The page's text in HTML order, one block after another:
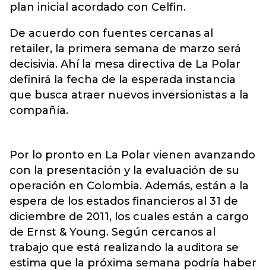
plan inicial acordado con Celfin.
De acuerdo con fuentes cercanas al
retailer, la primera semana de marzo será
decisivia. Ahí la mesa directiva de La Polar
definirá la fecha de la esperada instancia
que busca atraer nuevos inversionistas a la
compañía.
Por lo pronto en La Polar vienen avanzando
con la presentación y la evaluación de su
operación en Colombia. Además, están a la
espera de los estados financieros al 31 de
diciembre de 2011, los cuales están a cargo
de Ernst & Young. Según cercanos al
trabajo que está realizando la auditora se
estima que la próxima semana podría haber